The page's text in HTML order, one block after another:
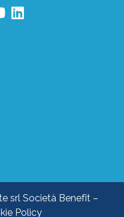
srl Società Benefit –
Policy